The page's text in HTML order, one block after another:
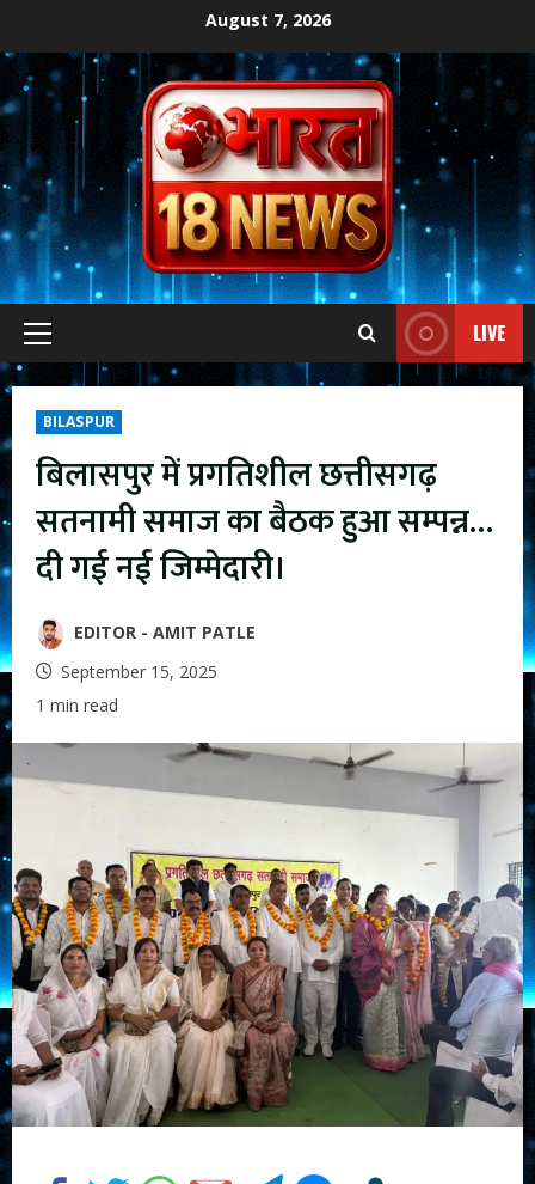
content
August 7, 2026
Primary
Menu
LIVE
BILASPUR
बिलासपुर में प्रगतिशील छत्तीसगढ़
सतनामी समाज का बैठक हुआ सम्पन्न…
दी गई नई जिम्मेदारी।
EDITOR - AMIT PATLE
September 15, 2025
1 min read